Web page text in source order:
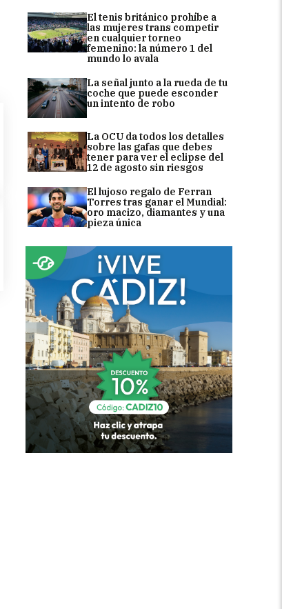
El tenis británico prohíbe a
las mujeres trans competir
en cualquier torneo
femenino: la número 1 del
mundo lo avala
La señal junto a la rueda de tu
coche que puede esconder
un intento de robo
La OCU da todos los detalles
sobre las gafas que debes
tener para ver el eclipse del
12 de agosto sin riesgos
El lujoso regalo de Ferran
Torres tras ganar el Mundial:
oro macizo, diamantes y una
pieza única